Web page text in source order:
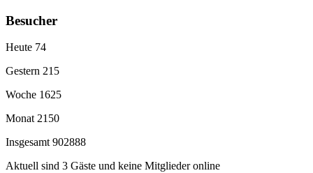
Besucher
Heute 74
Gestern 215
Woche 1625
Monat 2150
Insgesamt 902888
Aktuell sind 3 Gäste und keine Mitglieder online